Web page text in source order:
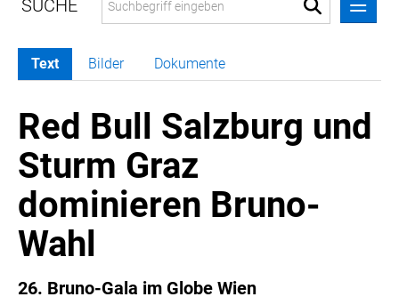
MELDUNGEN
COCA-COLA
RÖMERQUELLE
ÖSTERREICHISCHE SPORTHILFE
KESCH
BARFLY'S CLUB
SPORTS MEDIA AUSTRIA
Text Bilder Dokumente
Red Bull Salzburg und
Sturm Graz
dominieren Bruno-
Wahl
26. Bruno-Gala im Globe Wien